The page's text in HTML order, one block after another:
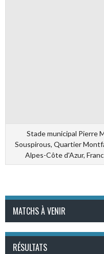
Stade municipal Pierre
Souspirous, Quartier
Alpes-Côte d'Azur,
MATCHS À VENIR
RÉSULTATS